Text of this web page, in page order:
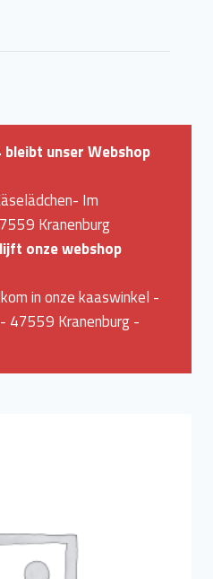
bleibt unser Webshop
Im
Kranenburg
onze webshop
in onze kaaswinkel -
47559 Kranenburg -